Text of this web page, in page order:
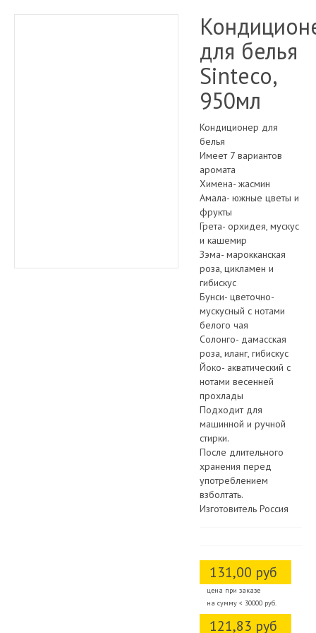
для белья
Sinteco,
950мл
Кондиционер для
белья
Имеет 7 вариантов
аромата
Химена- жасмин
Амала- южные цветы и
фрукты
Грета- орхидея, мускус
и кашемир
Зэма- марокканская
роза, цикламен и
гибискус
Бунси- цветочно-
мускусный с нотами
белого чая
Солонго- дамасская
роза, иланг, гибискус
Йоко- акватический с
нотами весенней
прохлады
Подходит для
машинной и ручной
стирки.
После длительного
хранения перед
употреблением
взболтать.
Изготовитель Россия
131,00 руб
цена при заказе
на сумму < 30000 руб.
121,83 руб